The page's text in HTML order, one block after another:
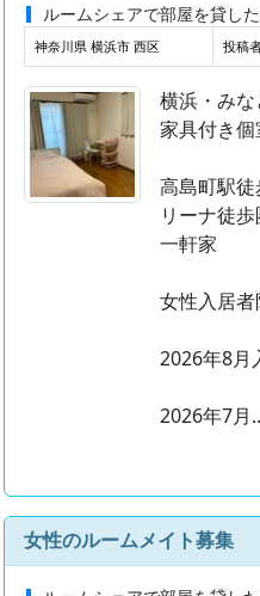
ルームシェアで部屋を貸し
神奈川県 横浜市 西区 投稿
横浜・みな
家具付き
高島町駅
リーナ徒
一軒家
女性入居
2026年8月
2026年7月
女性のルームメイト募集